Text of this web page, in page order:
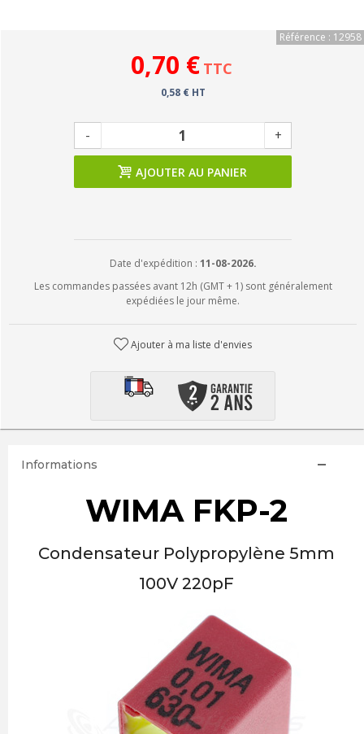
Référence : 12958
0,70 € TTC
0,58 € HT
- +
AJOUTER AU PANIER
Date d'expédition : 11-08-2026.
Les commandes passées avant 12h (GMT + 1) sont généralement
expédiées le jour même.
Ajouter à ma liste d'envies
Informations
WIMA FKP-2
Condensateur Polypropylène 5mm
100V 220pF